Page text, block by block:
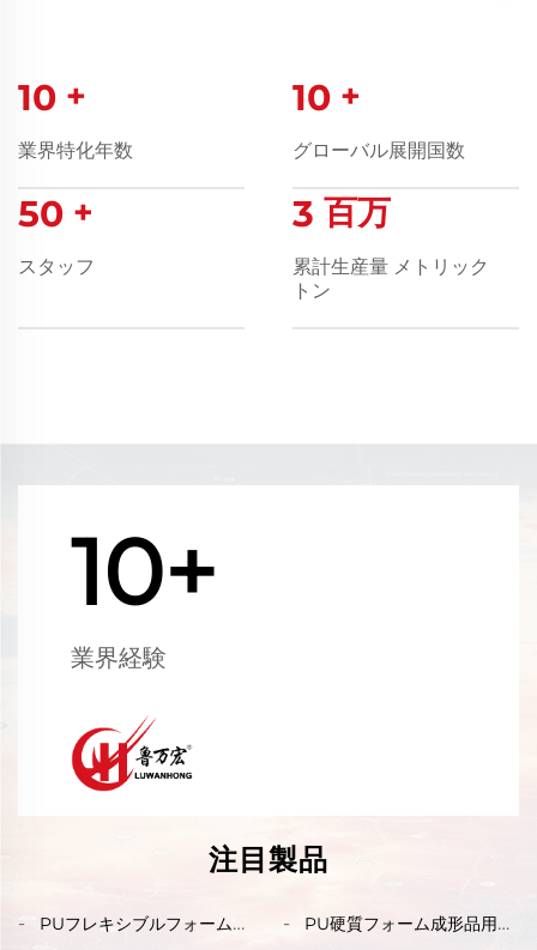
10 +
業界特化年数
10 +
グローバル展開国数
50 +
スタッフ
3 百万
累計生産量 メトリック
トン
10+
業界経験
注目製品
PUフレキシブルフォーム成
PU硬質フォーム成形品用離